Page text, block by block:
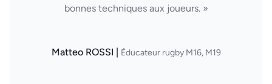
bonnes techniques aux joueurs. »
Matteo ROSSI | Éducateur rugby M16, M19